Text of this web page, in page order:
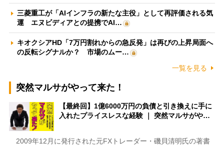
三菱重工が「AIインフラの新たな主役」として再評価される気
運 エヌビディアとの提携でAI…
キオクシアHD「7万円割れからの急反発」は再びの上昇局面へ
の反転シグナルか？ 市場のムー…
一覧を見る
突然マルサがやって来た！
【最終回】1億6000万円の負債と引き換えに手に
入れたプライスレスな経験 ｜ 突然マルサがや…
2009年12月に発行された元FXトレーダー・磯貝清明氏の著書